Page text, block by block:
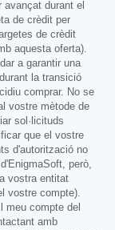
durant el
de crèdit per
de crèdit
aquesta oferta).
a garantir una
la transició
comprar. No se
vostre mètode de
sol·licituds
que el vostre
d'autorització no
però,
vostra entitat
vostre compte).
meu compte del
amb